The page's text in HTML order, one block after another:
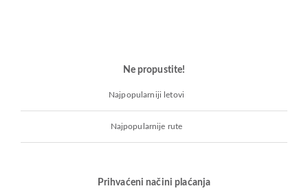
Ne propustite!
Najpopularniji letovi
Najpopularnije rute
Prihvaćeni načini plaćanja